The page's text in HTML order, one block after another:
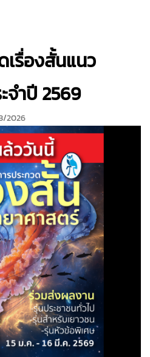
เรื่องสั้นแนว
จำปี 2569
2026